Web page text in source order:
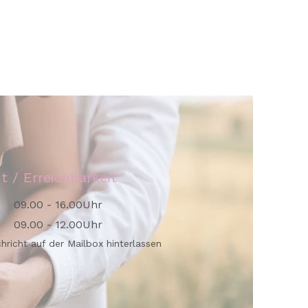
/ Erreichbarkeit
09.00 - 16.00Uhr
09.00 - 12.00Uhr
auf der Mailbox hinterlassen